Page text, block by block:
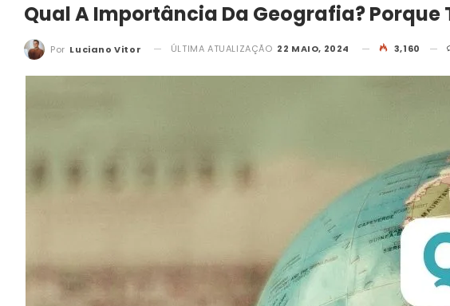
Qual A Importância Da Geografia? Porque
Por Luciano Vitor ÚLTIMA ATUALIZAÇÃO 22 MAIO, 2024 3,160